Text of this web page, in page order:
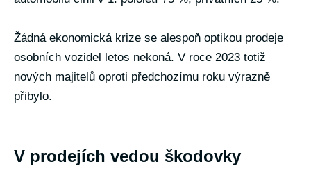
Žádná ekonomická krize se alespoň optikou prodeje
osobních vozidel letos nekoná. V roce 2023 totiž
nových majitelů oproti předchozímu roku výrazně
přibylo.
V prodejích vedou škodovky